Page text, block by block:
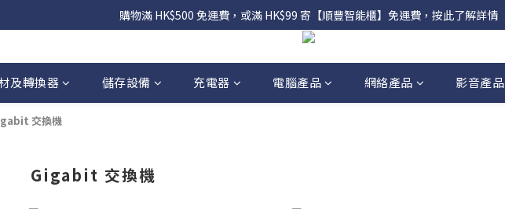
購物滿 HK$500 免運費，或滿 HK$99 寄【順豐智能櫃】免運費，按此了解詳情
及轉換器 儲存設備 充電器 電腦產品 網絡產品 影音產品
交換機
Gigabit 交換機